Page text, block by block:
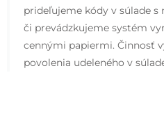
prideľujeme kódy v súlade
či prevádzkujeme systém
cennými papiermi. Činnosť
povolenia udeleného v